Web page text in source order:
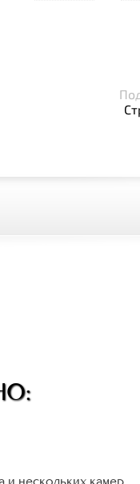
и нескольких камер